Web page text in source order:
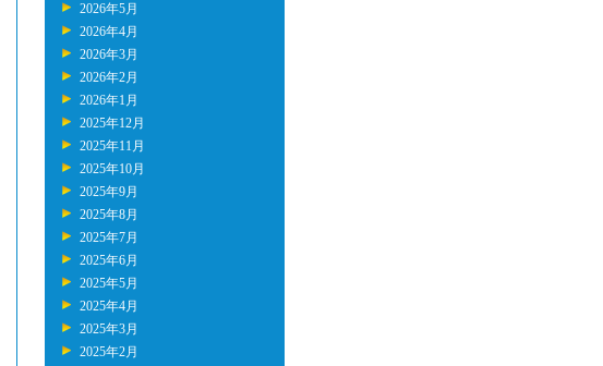
2026年5月
2026年4月
2026年3月
2026年2月
2026年1月
2025年12月
2025年11月
2025年10月
2025年9月
2025年8月
2025年7月
2025年6月
2025年5月
2025年4月
2025年3月
2025年2月